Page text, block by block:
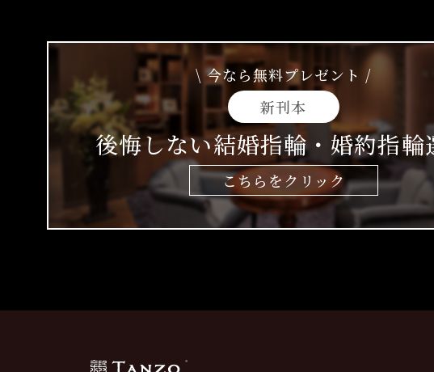
\ 今なら無料プレゼント /
新刊本
後悔しない結婚指輪・婚約指輪
こちらをクリック